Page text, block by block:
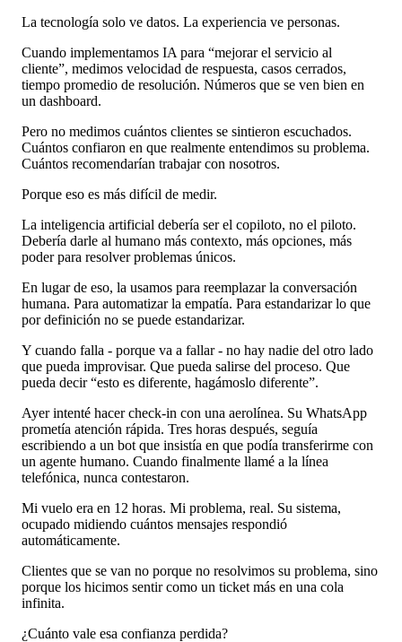
La tecnología solo ve datos. La experiencia ve personas.
Cuando implementamos IA para “mejorar el servicio al
cliente”, medimos velocidad de respuesta, casos cerrados,
tiempo promedio de resolución. Números que se ven bien en
un dashboard.
Pero no medimos cuántos clientes se sintieron escuchados.
Cuántos confiaron en que realmente entendimos su problema.
Cuántos recomendarían trabajar con nosotros.
Porque eso es más difícil de medir.
La inteligencia artificial debería ser el copiloto, no el piloto.
Debería darle al humano más contexto, más opciones, más
poder para resolver problemas únicos.
En lugar de eso, la usamos para reemplazar la conversación
humana. Para automatizar la empatía. Para estandarizar lo que
por definición no se puede estandarizar.
Y cuando falla - porque va a fallar - no hay nadie del otro lado
que pueda improvisar. Que pueda salirse del proceso. Que
pueda decir “esto es diferente, hagámoslo diferente”.
Ayer intenté hacer check-in con una aerolínea. Su WhatsApp
prometía atención rápida. Tres horas después, seguía
escribiendo a un bot que insistía en que podía transferirme con
un agente humano. Cuando finalmente llamé a la línea
telefónica, nunca contestaron.
Mi vuelo era en 12 horas. Mi problema, real. Su sistema,
ocupado midiendo cuántos mensajes respondió
automáticamente.
Clientes que se van no porque no resolvimos su problema, sino
porque los hicimos sentir como un ticket más en una cola
infinita.
¿Cuánto vale esa confianza perdida?